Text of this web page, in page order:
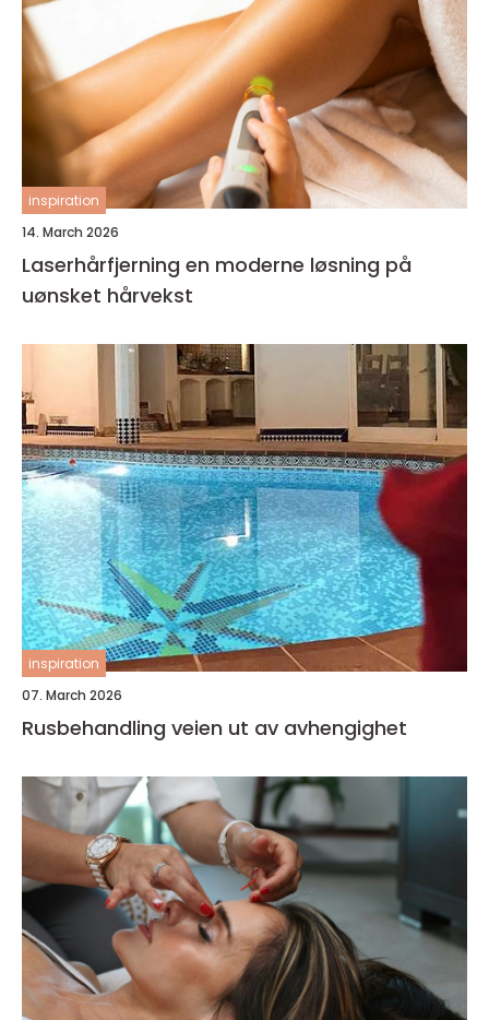
inspiration
14. March 2026
Laserhårfjerning en moderne løsning på
uønsket hårvekst
inspiration
07. March 2026
Rusbehandling veien ut av avhengighet